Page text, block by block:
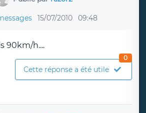
15/07/2010 09:48
90km/h....
Cette réponse a été utile
0